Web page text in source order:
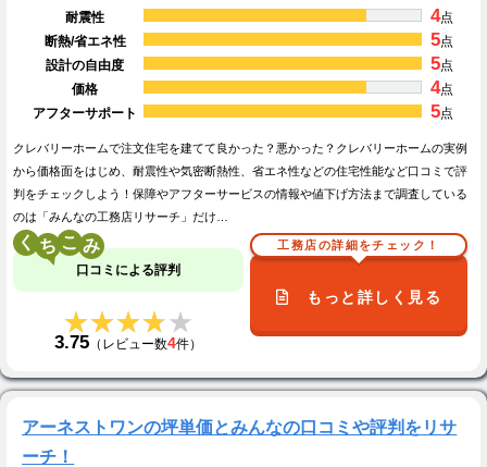
耐震性 4点
断熱/省エネ性
5点
設計の自由度
5点
価格
4点
アフターサポート
5点
クレバリーホームで注文住宅を建てて良かった？悪かった？クレバリーホームの実例
から価格面をはじめ、耐震性や気密断熱性、省エネ性などの住宅性能など口コミで評
判をチェックしよう！保障やアフターサービスの情報や値下げ方法まで調査している
のは「みんなの工務店リサーチ」だけ…
く こ
口コミによる評判
★★★★★
★★★★★
3.75 （レビュー数4件）
工務店の詳細をチェック！
もっと詳しく見る
アーネストワンの坪単価とみんなの口コミや評判をリサ
ーチ！